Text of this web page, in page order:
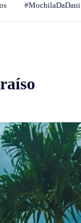
#MochilaDaDani